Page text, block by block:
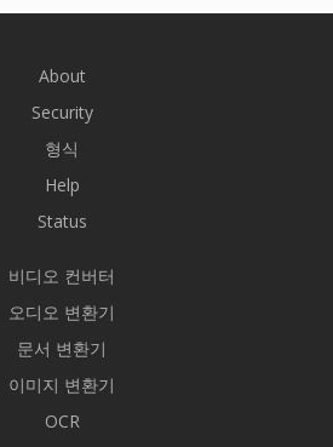
About
Security
형식
Help
Status
비디오 컨버터
오디오 변환기
문서 변환기
이미지 변환기
OCR